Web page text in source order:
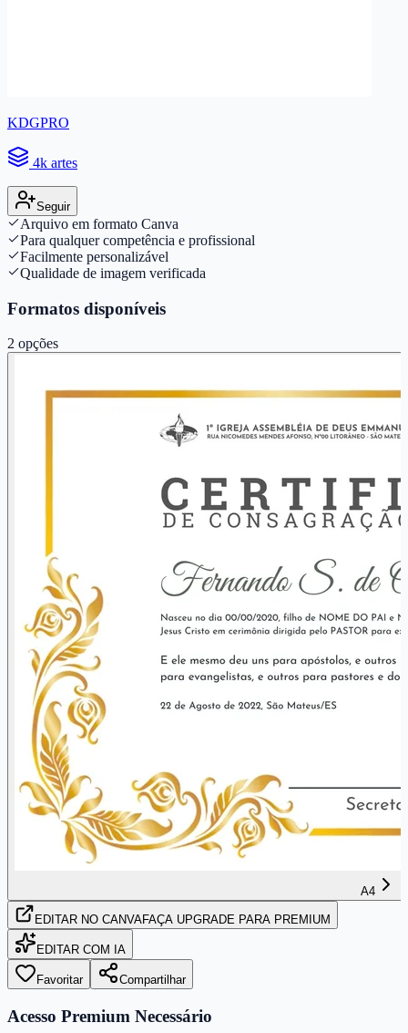
KDGPRO
4k artes
Seguir
Arquivo em formato Canva
Para qualquer competência e profissional
Facilmente personalizável
Qualidade de imagem verificada
Formatos disponíveis
2 opções
A4
EDITAR NO CANVAFAÇA UPGRADE PARA PREMIUM
EDITAR COM IA
Favoritar Compartilhar
Acesso Premium Necessário